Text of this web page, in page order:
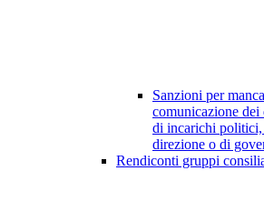
Sanzioni per
comunicazione dei
di incarichi
direzione o di
Rendiconti gruppi